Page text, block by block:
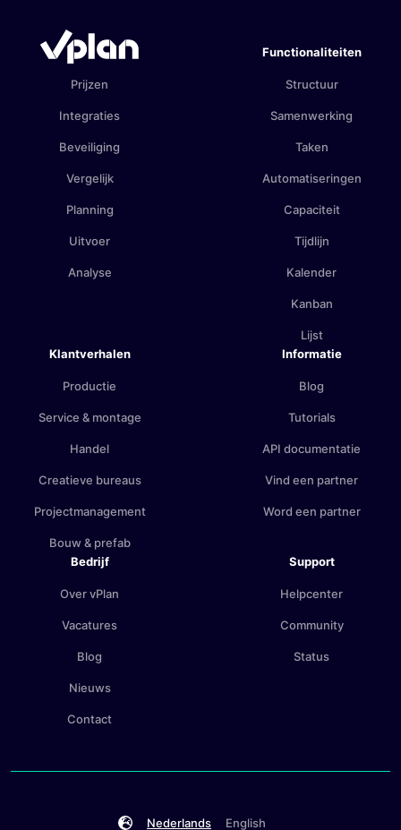
Prijzen
Integraties
Beveiliging
Vergelijk
Planning
Uitvoer
Analyse
Functionaliteiten
Structuur
Samenwerking
Taken
Automatiseringen
Capaciteit
Tijdlijn
Kalender
Kanban
Lijst
Klantverhalen
Productie
Service & montage
Handel
Creatieve bureaus
Projectmanagement
Bouw & prefab
Informatie
Blog
Tutorials
API documentatie
Vind een partner
Word een partner
Bedrijf
Over vPlan
Vacatures
Blog
Nieuws
Contact
Support
Helpcenter
Community
Status
Nederlands English